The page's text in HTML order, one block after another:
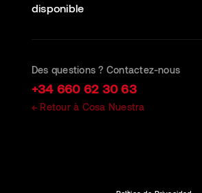
disponible
Des questions ? Contactez-nous
+34 660 62 30 63
← Retour à Cosa Nuestra